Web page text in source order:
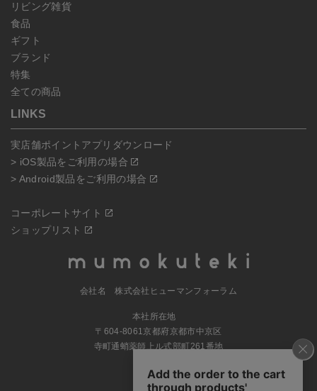
リビング雑貨
食品
ギフト
ブランド
特集
全ての商品
LINKS
実店舗ポイントアプリダウンロード
> iOS製品をご利用の場合
> Android製品をご利用の場合
コーポレートサイト
ショップリスト
会社名 株式会社ヒューマンフォーラム
本社所在地
〒604-8061京都府京都市中京区
寺町通蛸薬師上ル式部町261番地
MAP